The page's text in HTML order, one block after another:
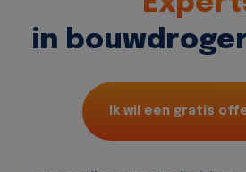
in
Ik wil een gratis